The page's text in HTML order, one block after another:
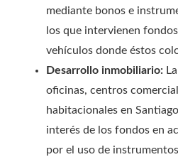
mediante bonos e
los que intervienen
vehículos donde éstos
Desarrollo inmobiliario:
oficinas, centros
habitacionales en
interés de los fondos en
por el uso de